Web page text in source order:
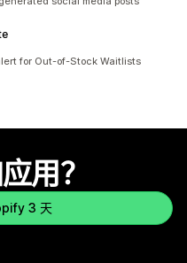
for Out-of-Stock Waitlists
用？
3 天